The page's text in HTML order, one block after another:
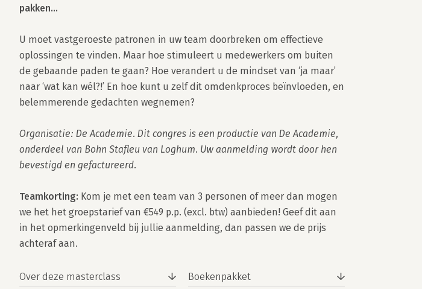
pakken…
U moet vastgeroeste patronen in uw team doorbreken om effectieve
oplossingen te vinden. Maar hoe stimuleert u medewerkers om buiten
de gebaande paden te gaan? Hoe verandert u de mindset van ‘ja maar’
naar ‘wat kan wél?!’ En hoe kunt u zelf dit omdenkproces beïnvloeden, en
belemmerende gedachten wegnemen?
Organisatie: De Academie. Dit congres is een productie van De Academie,
onderdeel van Bohn Stafleu van Loghum. Uw aanmelding wordt door hen
bevestigd en gefactureerd.
Teamkorting: Kom je met een team van 3 personen of meer dan mogen
we het het groepstarief van €549 p.p. (excl. btw) aanbieden! Geef dit aan
in het opmerkingenveld bij jullie aanmelding, dan passen we de prijs
achteraf aan.
Over deze masterclass
Boekenpakket